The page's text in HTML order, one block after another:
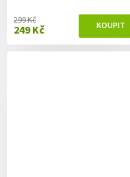
249 Kč
299 Kč